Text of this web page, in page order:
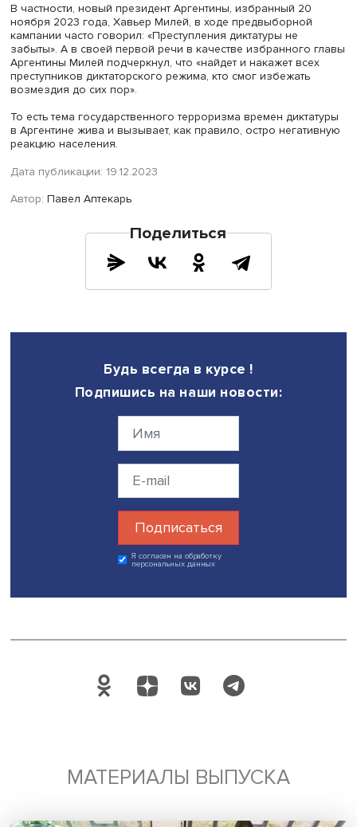
CONADEP опубликовала окончательный отчет, который
отразил лишь часть из всех совершенных
выявила всего 8961 пропавшего без вести и 380
центров содержания под стражей. С 1984 года
над преступниками военной хунты. Все они вызывали
широкий общественный резонанс.
Совсем недавно, в апреле 2022 года, закончился
процесс над бывшим директором полицейского центра
расследованию провинции Буэнос-Айрес во время
Мигелем Освальдо Этчеколацем. Вместе с 10 другими
сотрудниками полиции времен диктатуры он был
ряд преступлений против человечности.
— Сыграла ли какую-то роль в демократизации
Аргентины на чемпионате мира по футболу в 1986
когда она обыграла и Англию?
— Нет. Футбол не способен найти выходы из кризиса,
мира по футболу в 1986 году (ранее страна уже
мгновений забыла об остром экономическом и
политическом кризисе, который она переживала.
очень схожа с конъюнктурой 2022 года, когда
вновь стала чемпионом мира по футболу.
— Известные футболисты высказывались на
политические темы?
— Да, конечно. Например, бог футбола Диего
первые футбольные успехи которого пришлись на
Фактически в самый разгар террора военных, после
на молодежном чемпионате мира в 1979 году,
Хорхе Рафаэлем Виделой, которому он «вынужден
таким». Позже Марадона оправдывался за это
отмечал: «Я никогда не был с теми, кто убил 30 000
перечислив 100 млн песо (эквивалент 7 тыс. долларов
Марадона всегда был очень чувствителен к теме той